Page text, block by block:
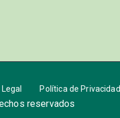
Política de Privacidad
reservados